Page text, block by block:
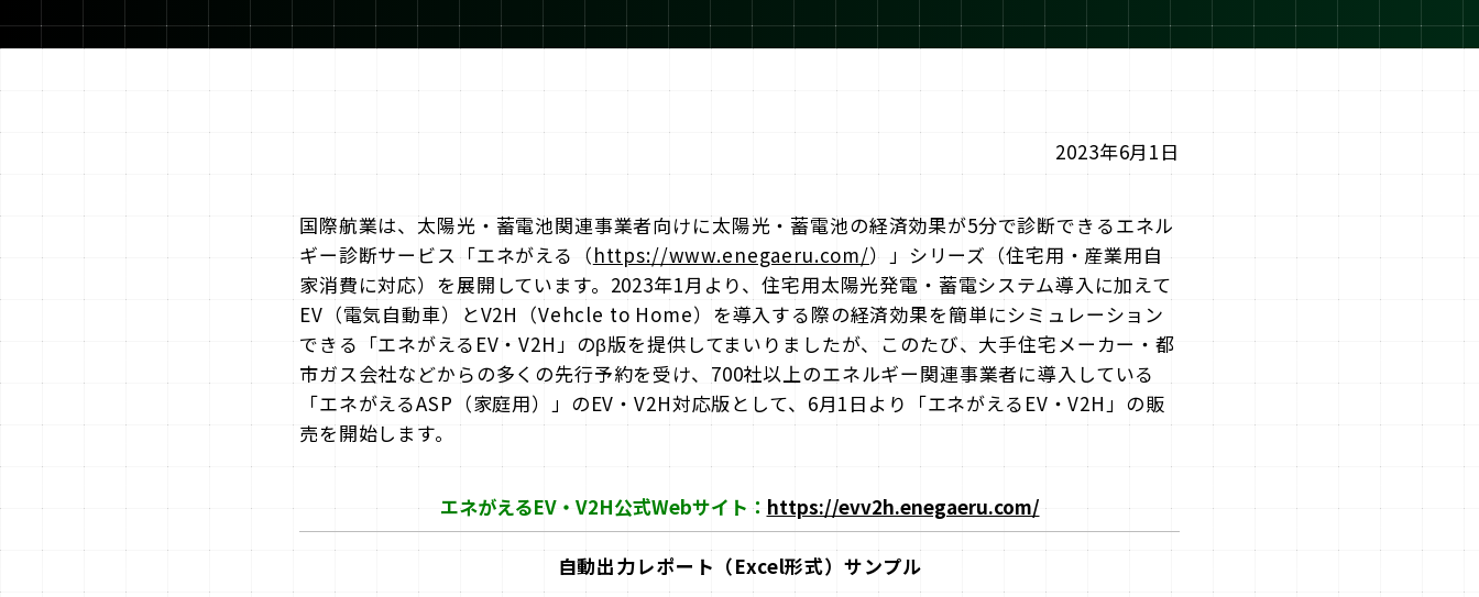
2023年6月1日
国際航業は、太陽光・蓄電池関連事業者向けに太陽光・蓄電池の経済効果が5分で診断できるエネル
ギー診断サービス「エネがえる（https://www.enegaeru.com/）」シリーズ（住宅用・産業用自
家消費に対応）を展開しています。2023年1月より、住宅用太陽光発電・蓄電システム導入に加えて
EV（電気自動車）とV2H（Vehcle to Home）を導入する際の経済効果を簡単にシミュレーション
できる「エネがえるEV・V2H」のβ版を提供してまいりましたが、このたび、大手住宅メーカー・都
市ガス会社などからの多くの先行予約を受け、700社以上のエネルギー関連事業者に導入している
「エネがえるASP（家庭用）」のEV・V2H対応版として、6月1日より「エネがえるEV・V2H」の販
売を開始します。
エネがえるEV・V2H公式Webサイト： https://evv2h.enegaeru.com/
自動出力レポート（Excel形式）サンプル